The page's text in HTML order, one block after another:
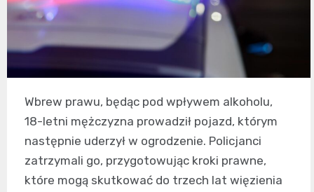
Wbrew prawu, będąc pod wpływem alkoholu,
18-letni mężczyzna prowadził pojazd, którym
następnie uderzył w ogrodzenie. Policjanci
zatrzymali go, przygotowując kroki prawne,
które mogą skutkować do trzech lat więzienia